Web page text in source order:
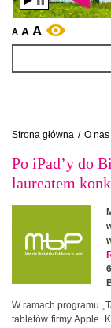
A A A WERSJA
Strona główna / O nas
Po iPad’y do
laureatem
W ramach programu
tabletów firmy Apple.